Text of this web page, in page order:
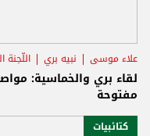
علاء موسى نبيه بري اللّجنة
لقاء بري والخماسية:
مفتوحة
كتائبيات